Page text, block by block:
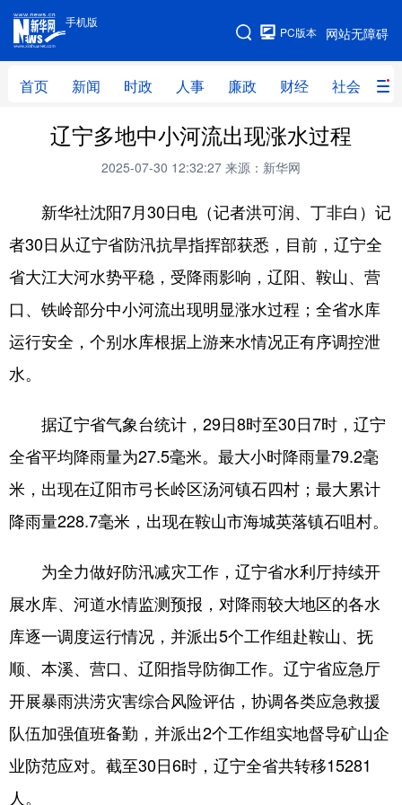
手机版
网站无障碍
PC版本
首页 新闻 时政 人事 廉政 财经 社会 科
手机版
网站地图
首页 新闻 时政 人事
财经 社会
文化 教育 健康 旅游
体育 视频 直播 无人机
地方频道
浙江 安徽 福建 江西
山东 湖北
陕西 甘肃 青海 宁夏
多语种频道
English Español Français عربى
Русский язык 日本語 한국어
辽宁多地中小河流出现涨水过程
2025-07-30 12:32:27 来源：新华网
新华社沈阳7月30日电（记者洪可润、丁非白）记
者30日从辽宁省防汛抗旱指挥部获悉，目前，辽宁全
省大江大河水势平稳，受降雨影响，辽阳、鞍山、营
口、铁岭部分中小河流出现明显涨水过程；全省水库
运行安全，个别水库根据上游来水情况正有序调控泄
水。
据辽宁省气象台统计，29日8时至30日7时，辽宁
全省平均降雨量为27.5毫米。最大小时降雨量79.2毫
米，出现在辽阳市弓长岭区汤河镇石四村；最大累计
降雨量228.7毫米，出现在鞍山市海城英落镇石咀村。
为全力做好防汛减灾工作，辽宁省水利厅持续开
展水库、河道水情监测预报，对降雨较大地区的各水
库逐一调度运行情况，并派出5个工作组赴鞍山、抚
顺、本溪、营口、辽阳指导防御工作。辽宁省应急厅
开展暴雨洪涝灾害综合风险评估，协调各类应急救援
队伍加强值班备勤，并派出2个工作组实地督导矿山企
业防范应对。截至30日6时，辽宁全省共转移15281
人。